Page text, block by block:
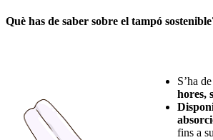
Què has de saber sobre el tampó
S’ha de
hores,
fins a